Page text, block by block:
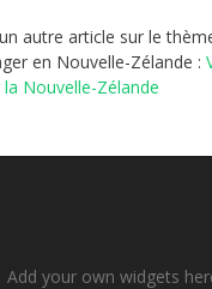
autre article sur le
en Nouvelle-Zélande :
Nouvelle-Zélande
Add your own widgets